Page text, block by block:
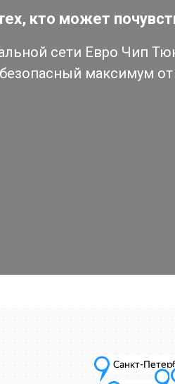
кто может
сети Евро Чип
безопасный максимум